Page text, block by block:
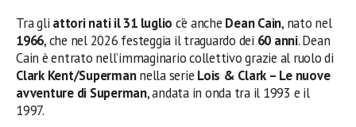
Tra gli attori nati il 31 luglio c’è anche Dean Cain, nato nel
1966, che nel 2026 festeggia il traguardo dei 60 anni. Dean
Cain è entrato nell’immaginario collettivo grazie al ruolo di
Clark Kent/Supermannella serie Lois & Clark – Le nuove
avventure di Superman, andata in onda tra il 1993 e il
1997.